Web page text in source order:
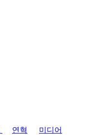
연혁 미디어